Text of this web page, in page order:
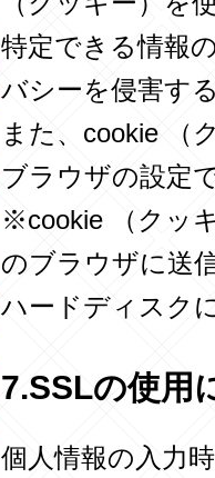
特定できる情報
バシーを侵害す
また、cookie （
ブラウザの設定
※cookie （クッ
のブラウザに送
ハードディスク
7.SSLの使用
個人情報の入力